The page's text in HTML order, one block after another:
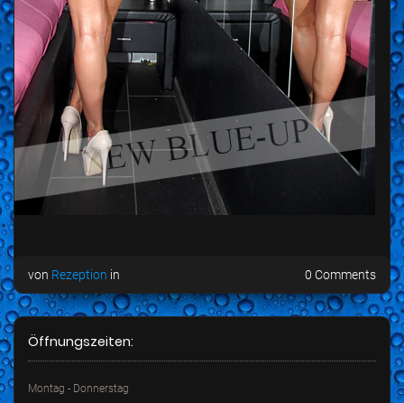
von Rezeption in 0 Comments
Öffnungszeiten:
Montag - Donnerstag